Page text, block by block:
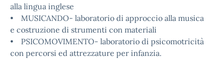
alla lingua inglese
• MUSICANDO- laboratorio di approccio alla musica
e costruzione di strumenti con materiali
• PSICOMOVIMENTO- laboratorio di psicomotricità
con percorsi ed attrezzature per infanzia.